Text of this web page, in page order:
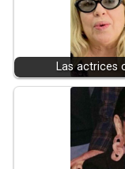
Las actrices